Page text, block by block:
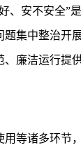
、安不安全”
集中整治开
廉洁运行提
等诸多环节